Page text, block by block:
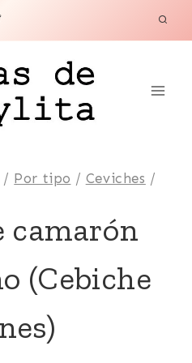
/ Por tipo / Ceviches /
camarón
(Cebiche